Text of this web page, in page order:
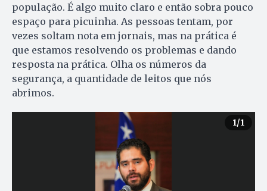
população. É algo muito claro e então sobra pouco
espaço para picuinha. As pessoas tentam, por
vezes soltam nota em jornais, mas na prática é
que estamos resolvendo os problemas e dando
resposta na prática. Olha os números da
segurança, a quantidade de leitos que nós
abrimos.
1/1